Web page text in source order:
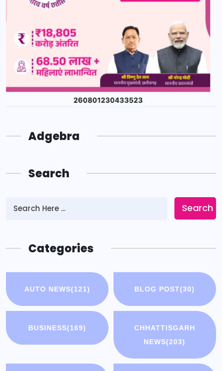
Adgebra
Search
Search
Categories
AUTO NEWS(121) BLOG POST(30)
BUSINESS(169)
CHHATTISGARH
NEWS(203)